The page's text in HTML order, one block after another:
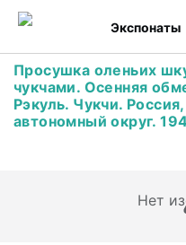
Экспонаты
Просушка оленьих
чукчами. Осенняя
Рэкуль. Чукчи.
автономный округ.
Нет